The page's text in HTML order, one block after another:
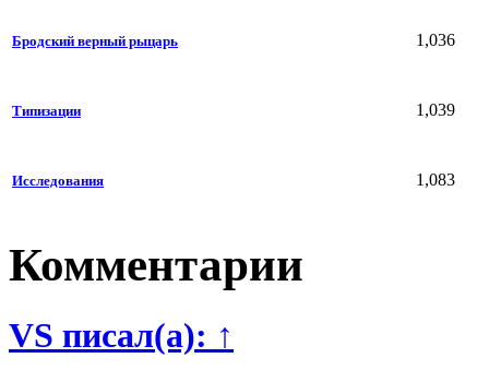
Бродский верный рыцарь 1,036
Типизации 1,039
Исследования 1,083
Комментарии
VS писал(а): ↑